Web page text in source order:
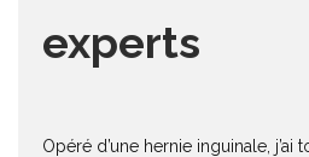
experts
Opéré d’une hernie inguinale, j’ai